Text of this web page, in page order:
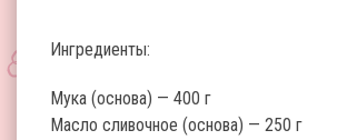
Ингредиенты:
Мука (основа) — 400 г
Масло сливочное (основа) — 250 г